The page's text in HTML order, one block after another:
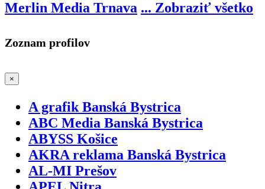
Merlin Media Trnava ... Zobraziť všetko
Zoznam profilov
×
A grafik Banská Bystrica
ABC Media Banská Bystrica
ABYSS Košice
AKRA reklama Banská Bystrica
AL-MI Prešov